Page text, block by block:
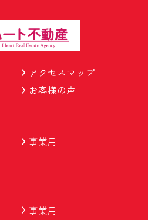
アクセスマップ
お客様の声
事業用
事業用